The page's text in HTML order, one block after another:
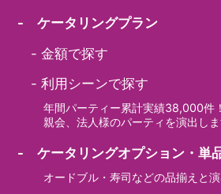
- ケータリングプラン
-金額で探す
-利用シーンで探す
年間パーティー累計実績38,000件
親会、法人様のパーティを演出しま
- ケータリングオプション・単
オードブル・寿司などの品揃えと